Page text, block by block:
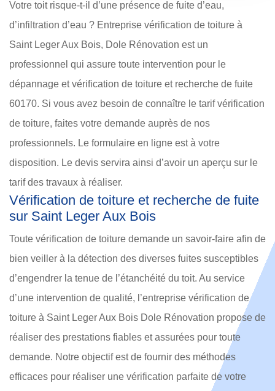
Votre toit risque-t-il d’une présence de fuite d’eau,
d’infiltration d’eau ? Entreprise vérification de toiture à
Saint Leger Aux Bois, Dole Rénovation est un
professionnel qui assure toute intervention pour le
dépannage et vérification de toiture et recherche de fuite
60170. Si vous avez besoin de connaître le tarif vérification
de toiture, faites votre demande auprès de nos
professionnels. Le formulaire en ligne est à votre
disposition. Le devis servira ainsi d’avoir un aperçu sur le
tarif des travaux à réaliser.
Vérification de toiture et recherche de fuite
sur Saint Leger Aux Bois
Toute vérification de toiture demande un savoir-faire afin de
bien veiller à la détection des diverses fuites susceptibles
d’engendrer la tenue de l’étanchéité du toit. Au service
d’une intervention de qualité, l’entreprise vérification de
toiture à Saint Leger Aux Bois Dole Rénovation propose de
réaliser des prestations fiables et assurées pour toute
demande. Notre objectif est de fournir des méthodes
efficaces pour réaliser une vérification parfaite de votre